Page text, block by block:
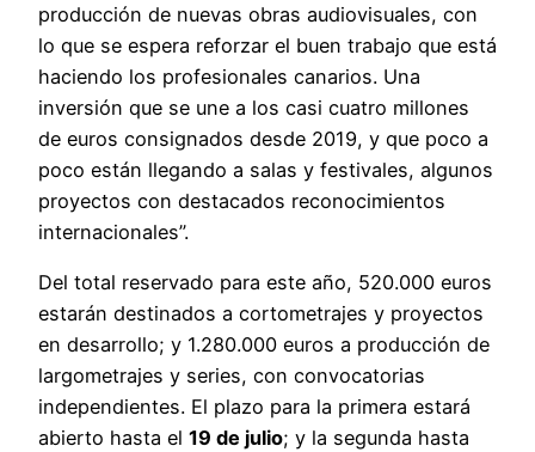
producción de nuevas obras audiovisuales, con
lo que se espera reforzar el buen trabajo que está
haciendo los profesionales canarios. Una
inversión que se une a los casi cuatro millones
de euros consignados desde 2019, y que poco a
poco están llegando a salas y festivales, algunos
proyectos con destacados reconocimientos
internacionales”.
Del total reservado para este año, 520.000 euros
estarán destinados a cortometrajes y proyectos
en desarrollo; y 1.280.000 euros a producción de
largometrajes y series, con convocatorias
independientes. El plazo para la primera estará
abierto hasta el 19 de julio; y la segunda hasta